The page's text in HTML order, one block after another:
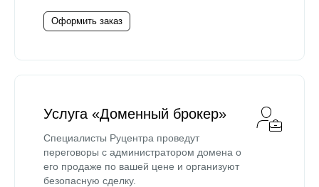
Оформить заказ
Услуга «Доменный брокер»
Специалисты Руцентра проведут
переговоры с администратором домена о
его продаже по вашей цене и организуют
безопасную сделку.